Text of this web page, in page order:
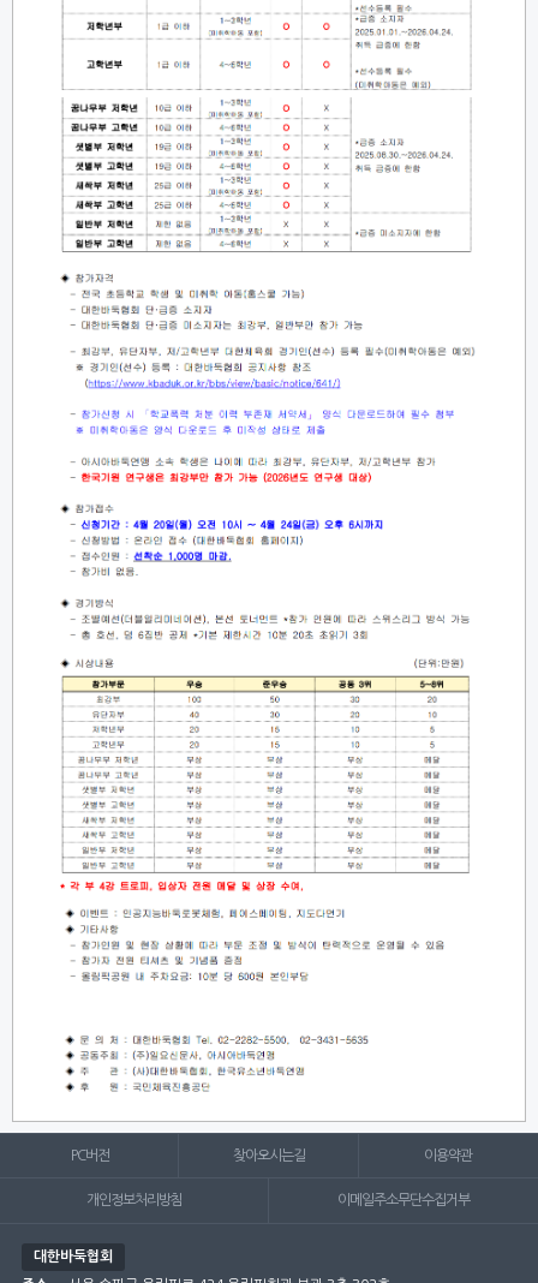
PC버전 찾아오시는길 이용약관
개인정보처리방침 이메일주소무단수집거부
대한바둑협회